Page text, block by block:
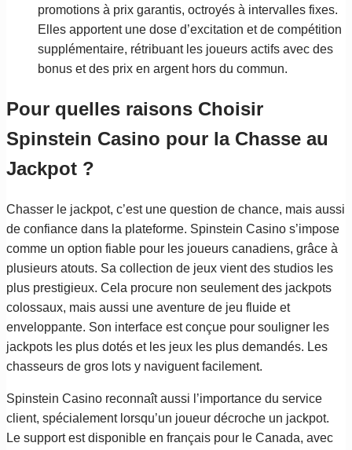
promotions à prix garantis, octroyés à intervalles fixes.
Elles apportent une dose d’excitation et de compétition
supplémentaire, rétribuant les joueurs actifs avec des
bonus et des prix en argent hors du commun.
Pour quelles raisons Choisir
Spinstein Casino pour la Chasse au
Jackpot ?
Chasser le jackpot, c’est une question de chance, mais aussi
de confiance dans la plateforme. Spinstein Casino s’impose
comme un option fiable pour les joueurs canadiens, grâce à
plusieurs atouts. Sa collection de jeux vient des studios les
plus prestigieux. Cela procure non seulement des jackpots
colossaux, mais aussi une aventure de jeu fluide et
enveloppante. Son interface est conçue pour souligner les
jackpots les plus dotés et les jeux les plus demandés. Les
chasseurs de gros lots y naviguent facilement.
Spinstein Casino reconnaît aussi l’importance du service
client, spécialement lorsqu’un joueur décroche un jackpot.
Le support est disponible en français pour le Canada, avec